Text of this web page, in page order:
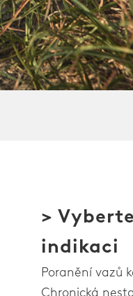
>
indikaci
Poranění vazů
Chronická